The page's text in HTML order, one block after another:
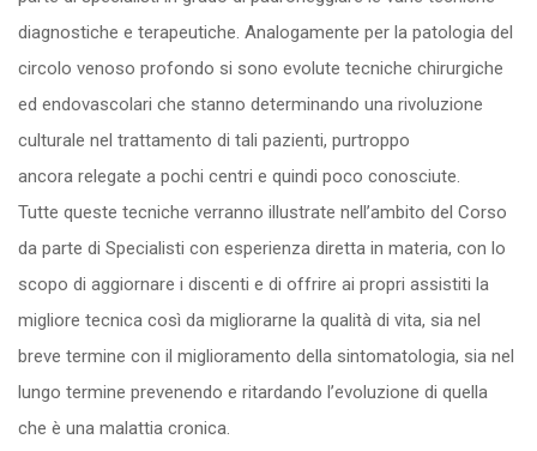
diagnostiche e terapeutiche. Analogamente per la patologia del
circolo venoso profondo si sono evolute tecniche chirurgiche
ed endovascolari che stanno determinando una rivoluzione
culturale nel trattamento di tali pazienti, purtroppo
ancora relegate a pochi centri e quindi poco conosciute.
Tutte queste tecniche verranno illustrate nell’ambito del Corso
da parte di Specialisti con esperienza diretta in materia, con lo
scopo di aggiornare i discenti e di offrire ai propri assistiti la
migliore tecnica così da migliorarne la qualità di vita, sia nel
breve termine con il miglioramento della sintomatologia, sia nel
lungo termine prevenendo e ritardando l’evoluzione di quella
che è una malattia cronica.